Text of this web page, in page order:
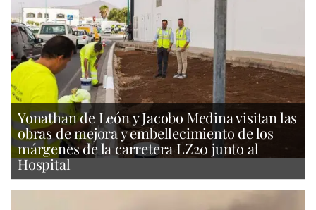
Yonathan de León y Jacobo Medina visitan las
obras de mejora y embellecimiento de los
márgenes de la carretera LZ20 junto al
Hospital